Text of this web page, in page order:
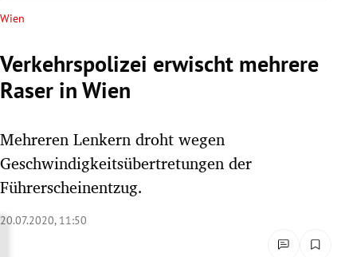
Untermenü
Untermenü
Wien
Verkehrspolizei erwischt mehrere
Raser in Wien
Mehreren Lenkern droht wegen
Geschwindigkeitsübertretungen der
Führerscheinentzug.
20.07.2020, 11:50